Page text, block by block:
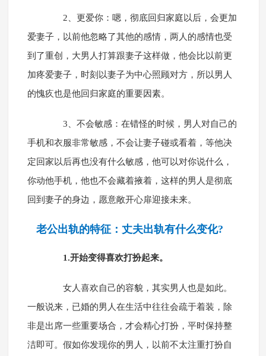
2、更爱你：嗯，彻底回归家庭以后，会更加
爱妻子，以前他忽略了其他的感情，两人的感情也受
到了重创，大男人打算跟妻子这样做，他会比以前更
加疼爱妻子，时刻以妻子为中心照顾对方，所以男人
的愧疚也是他回归家庭的重要因素。
3、不会敏感：在错怪的时候，男人对自己的
手机和衣服非常敏感，不会让妻子碰或看着，等他决
定回家以后再也没有什么敏感，他可以对你说什么，
你动他手机，他也不会藏着掖着，这样的男人是彻底
回到妻子的身边，愿意敞开心扉迎接未来。
老公出轨的特征：丈夫出轨有什么变化?
1.开始变得喜欢打扮起来。
女人喜欢自己的容貌，其实男人也是如此。
一般说来，已婚的男人在生活中往往会疏于着装，除
非是出席一些重要场合，才会精心打扮，平时保持整
洁即可。假如你发现你的男人，以前不太注重打扮自